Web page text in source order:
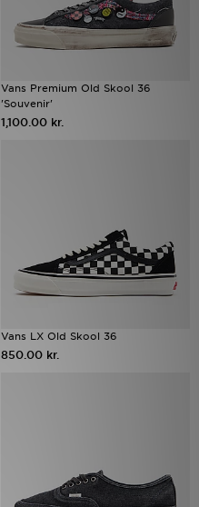
Vans Premium Old Skool 36
'Souvenir'
1,100.00 kr.
Vans LX Old Skool 36
850.00 kr.